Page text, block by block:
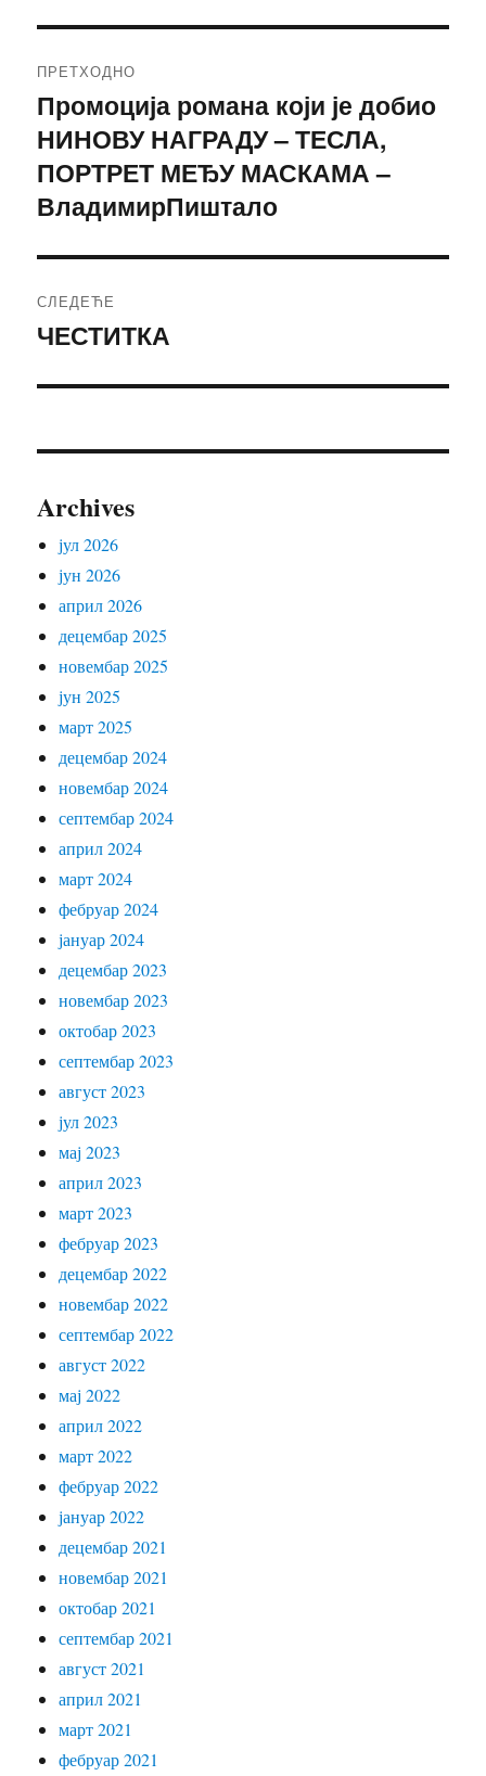
чланка
ПРЕТХОДНО
Претходни
чланак:
Промоција романа који је добио
НИНОВУ НАГРАДУ – ТЕСЛА,
ПОРТРЕТ МЕЂУ МАСКАМА –
ВладимирПиштало
СЛЕДЕЋЕ
Следећи
ЧЕСТИТКА
Archives
јул 2026
јун 2026
април 2026
децембар 2025
новембар 2025
јун 2025
март 2025
децембар 2024
новембар 2024
септембар 2024
април 2024
март 2024
фебруар 2024
јануар 2024
децембар 2023
новембар 2023
октобар 2023
септембар 2023
август 2023
јул 2023
мај 2023
април 2023
март 2023
фебруар 2023
децембар 2022
новембар 2022
септембар 2022
август 2022
мај 2022
април 2022
март 2022
фебруар 2022
јануар 2022
децембар 2021
новембар 2021
октобар 2021
септембар 2021
август 2021
април 2021
март 2021
фебруар 2021